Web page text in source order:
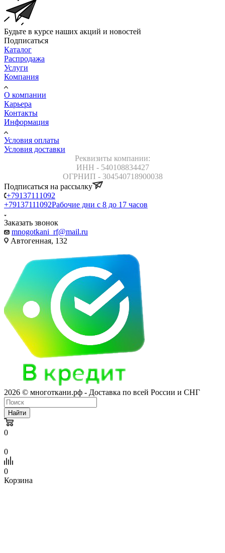
Будьте в курсе наших акций и новостей
Подписаться
Каталог
Распродажа
Услуги
Компания
О компании
Карьера
Контакты
Информация
Условия оплаты
Условия доставки
Реквизиты компании:
ИНН - 540108834427
ОГРНИП - 304540718900038
Подписаться на рассылку
+79137111092
+79137111092Рабочие дни с 8 до 17 часов
Заказать звонок
mnogotkani_rf@mail.ru
Автогенная, 132
2026 © многоткани.рф - Доставка по всей России и СНГ
Найти
0
0
0
Корзина